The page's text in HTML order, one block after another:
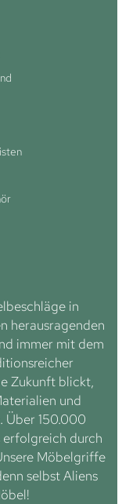
in
herausragenden
immer mit dem
Zukunft blickt,
und
Über 150.000
erfolgreich durch
Möbelgriffe
selbst Aliens